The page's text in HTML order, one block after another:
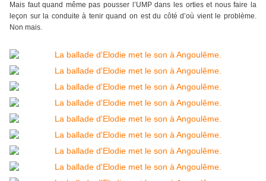
Mais faut quand même pas pousser l’UMP dans les orties et nous faire la
leçon sur la conduite à tenir quand on est du côté d’où vient le problème.
Non mais.